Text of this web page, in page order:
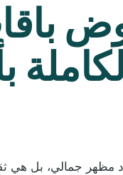
مظهر جمالي، بل هي